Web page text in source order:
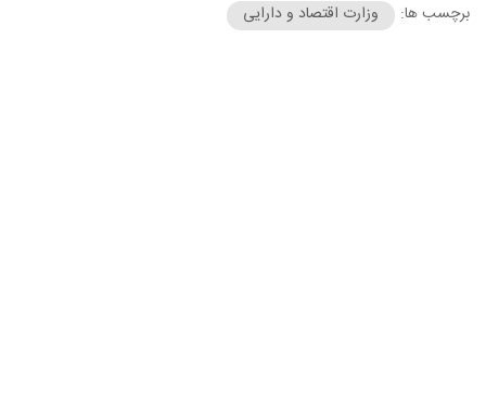
برچسب ها: وزارت اقتصاد و دارایی